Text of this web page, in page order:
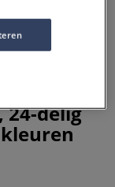
delig